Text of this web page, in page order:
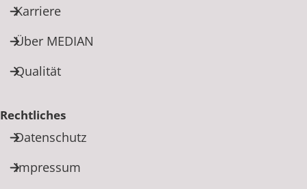
Karriere
Über MEDIAN
Qualität
Rechtliches
Datenschutz
Impressum